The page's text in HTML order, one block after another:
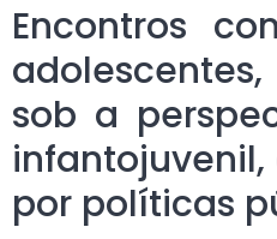
Encontros
sob a
por políticas